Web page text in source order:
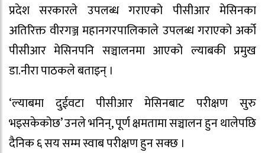
प्रदेश सरकारले उपलब्ध गराएको पीसीआर मेसिनका
अतिरिक्त वीरगञ्ज महानगरपालिकाले उपलब्ध गराएको अर्को
पीसीआर मेसिनपनि सञ्चालनमा आएको ल्याबकी प्रमुख
डा.नीरा पाठकले बताइन् ।
‘ल्याबमा दुईवटा पीसीआर मेसिनबाट परीक्षण सुरु
भइसकेकोछ’ उनले भनिन्, पूर्ण क्षमतामा सञ्चालन हुन थालेपछि
दैनिक ६ सय सम्म स्वाब परीक्षण हुन सक्छ ।